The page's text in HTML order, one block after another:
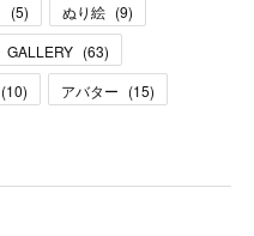
(5) ぬり絵 (9)
GALLERY (63)
(10) アバター (15)